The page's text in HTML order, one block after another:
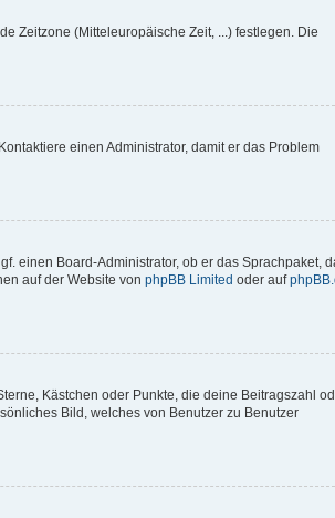
Zeitzone (Mitteleuropäische Zeit, ...) festlegen. Die
einen Administrator, damit er das Problem
einen Board-Administrator, ob er das Sprachpaket,
auf der Website von phpBB Limited oder auf
Kästchen oder Punkte, die deine Beitragszahl
Bild, welches von Benutzer zu Benutzer